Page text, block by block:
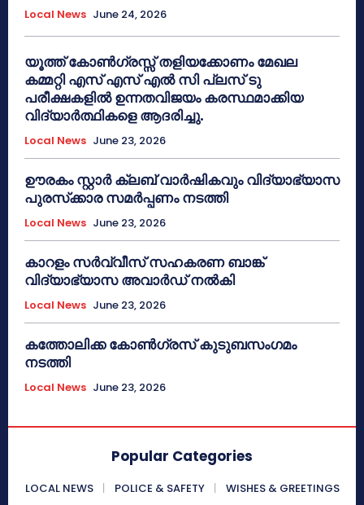
Local News June 24, 2026
യൂത്ത് കോൺഗ്രസ്സ് തളിയക്കോണം മേഖല
കമ്മറ്റി എസ് എസ് എൽ സി പ്ലസ് ടു
പരീക്ഷകളിൽ ഉന്നതവിജയം കരസ്ഥമാക്കിയ
വിദ്യാർത്ഥികളെ ആദരിച്ചു.
Local News June 23, 2026
ഊരകം സ്റ്റാർ ക്ലബ് വാർഷികവും വിദ്യാഭ്യാസ
പുരസ്‌ക്കാര സമർപ്പണം നടത്തി
Local News June 23, 2026
കാറളം സർവ്വീസ് സഹകരണ ബാങ്ക്
വിദ്യാഭ്യാസ അവാർഡ് നൽകി
Local News June 23, 2026
കത്തോലിക്ക കോൺഗ്രസ് കുടുബസംഗമം
നടത്തി
Local News June 23, 2026
Popular Categories
LOCAL NEWS POLICE & SAFETY
WISHES & GREETINGS